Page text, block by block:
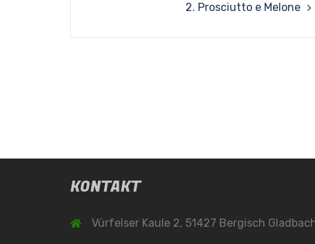
navigation2. Prosciutto e Melone
KONTAKT
Vürfelser Kaule 2, 51427 Bergisch